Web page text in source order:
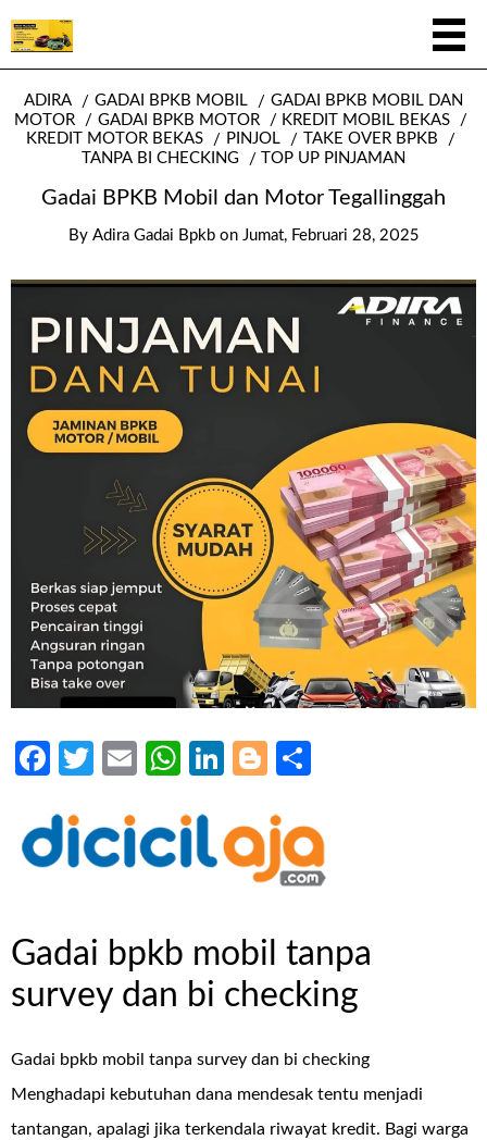
ADIRA GADAI BPKB MOBIL
GADAI BPKB MOBIL DAN
MOTOR
GADAI BPKB MOTOR
KREDIT MOBIL BEKAS
KREDIT MOTOR BEKAS
PINJOL
TAKE OVER BPKB
TANPA BI CHECKING
TOP UP PINJAMAN
Gadai BPKB Mobil dan Motor Tegallinggah
By Adira Gadai Bpkb on Jumat, Februari 28, 2025
Facebook
Twitter
EmailWhatsApp
LinkedIn
Blogger
Gadai bpkb mobil tanpa
survey dan bi checking
Gadai bpkb mobil tanpa survey dan bi checking
Menghadapi kebutuhan dana mendesak tentu menjadi
tantangan, apalagi jika terkendala riwayat kredit. Bagi warga